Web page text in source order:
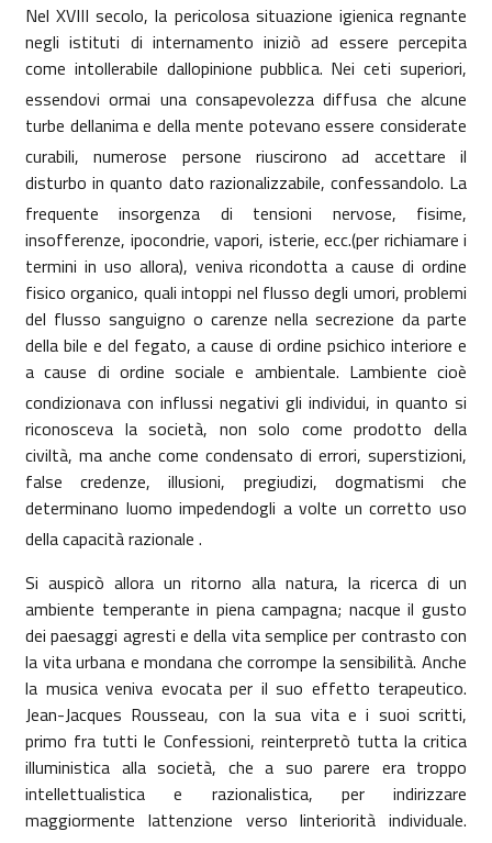
Nel XVIII secolo, la pericolosa situazione igienica regnante
negli istituti di internamento iniziò ad essere percepita
come intollerabile dallopinione pubblica. Nei ceti superiori,
essendovi ormai una consapevolezza diffusa che alcune
turbe dellanima e della mente potevano essere considerate
curabili, numerose persone riuscirono ad accettare il
disturbo in quanto dato razionalizzabile, confessandolo. La
frequente insorgenza di tensioni nervose, fisime,
insofferenze, ipocondrie, vapori, isterie, ecc.(per richiamare i
termini in uso allora), veniva ricondotta a cause di ordine
fisico organico, quali intoppi nel flusso degli umori, problemi
del flusso sanguigno o carenze nella secrezione da parte
della bile e del fegato, a cause di ordine psichico interiore e
a cause di ordine sociale e ambientale. Lambiente cioè
condizionava con influssi negativi gli individui, in quanto si
riconosceva la società, non solo come prodotto della
civiltà, ma anche come condensato di errori, superstizioni,
false credenze, illusioni, pregiudizi, dogmatismi che
determinano luomo impedendogli a volte un corretto uso
della capacità razionale .
Si auspicò allora un ritorno alla natura, la ricerca di un
ambiente temperante in piena campagna; nacque il gusto
dei paesaggi agresti e della vita semplice per contrasto con
la vita urbana e mondana che corrompe la sensibilità. Anche
la musica veniva evocata per il suo effetto terapeutico.
Jean-Jacques Rousseau, con la sua vita e i suoi scritti,
primo fra tutti le Confessioni, reinterpretò tutta la critica
illuministica alla società, che a suo parere era troppo
intellettualistica e razionalistica, per indirizzare
maggiormente lattenzione verso linteriorità individuale.